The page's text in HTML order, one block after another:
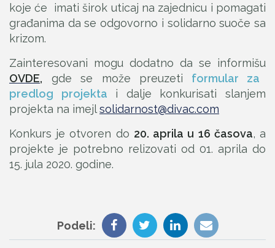
koje će imati širok uticaj na zajednicu i pomagati
građanima da se odgovorno i solidarno suoče sa
krizom.
Zainteresovani mogu dodatno da se informišu
OVDE, gde se može preuzeti formular za
predlog projekta i dalje konkurisati slanjem
projekta na imejlsolidarnost@divac.com
Konkurs je otvoren do 20. aprila u 16 časova, a
projekte je potrebno relizovati od 01. aprila do
15. jula 2020. godine.
Podeli: